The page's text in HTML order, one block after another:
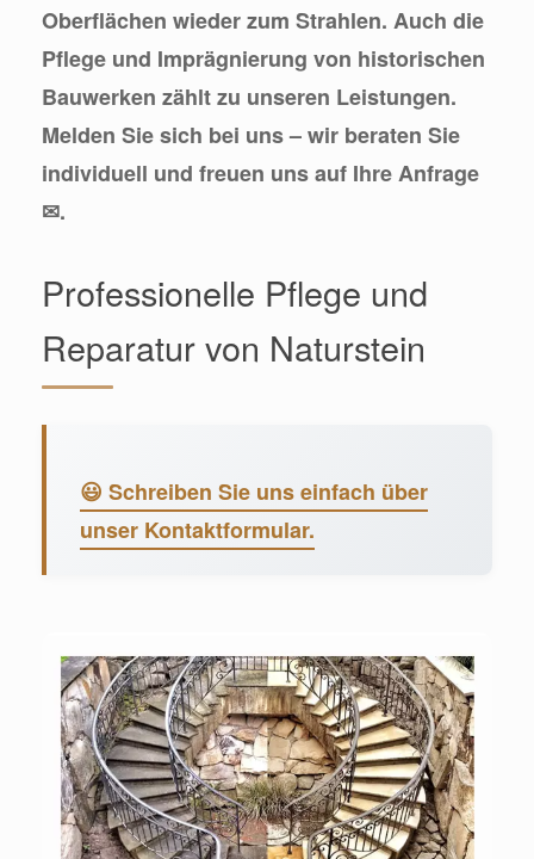
Oberflächen wieder zum Strahlen. Auch die
Pflege und Imprägnierung von historischen
Bauwerken zählt zu unseren Leistungen.
Melden Sie sich bei uns – wir beraten Sie
individuell und freuen uns auf Ihre Anfrage
✉.
Professionelle Pflege und
Reparatur von Naturstein
😃 Schreiben Sie uns einfach über
unser Kontaktformular.